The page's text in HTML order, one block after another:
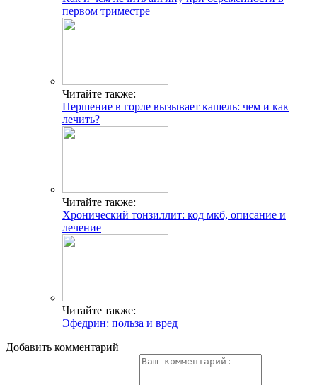
первом триместре
Читайте также:
Першение в горле вызывает кашель: чем и как
лечить?
Читайте также:
Хронический тонзиллит: код мкб, описание и
лечение
Читайте также:
Эфедрин: польза и вред
Добавить комментарий